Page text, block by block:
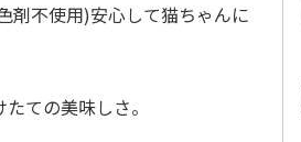
剤不使用)安心して猫ちゃんに
ての美味しさ。